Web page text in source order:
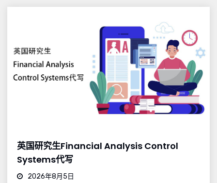
英国研究生Financial Analysis Control
Systems代写
2026年8月5日